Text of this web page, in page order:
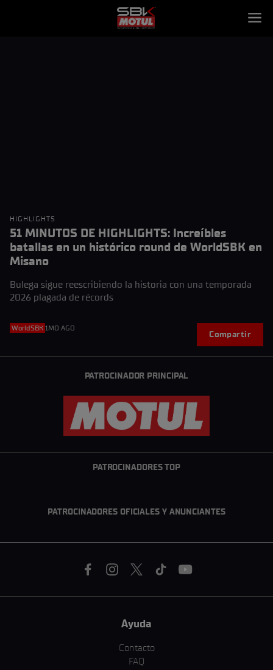
HIGHLIGHTS
51 MINUTOS DE HIGHLIGHTS: Increíbles
batallas en un histórico round de WorldSBK en
Misano
Bulega sigue reescribiendo la historia con una temporada
2026 plagada de récords
WorldSBK 1MO AGO
Compartir
PATROCINADOR PRINCIPAL
PATROCINADORES TOP
PATROCINADORES OFICIALES Y ANUNCIANTES
Ayuda
Contacto
FAQ